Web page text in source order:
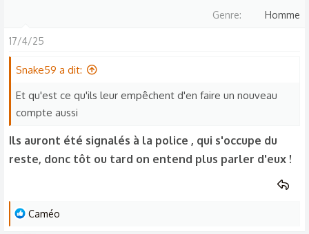
Maintenant si TikTok se contente de fermer les
Genre Homme
17/4/25
Snake59 a dit:
Et qu'est ce qu'ils leur empêchent d'en faire un nouveau
compte aussi
Ils auront été signalés à la police , qui s'occupe du
reste, donc tôt ou tard on entend plus parler d'eux !
L
Caméo